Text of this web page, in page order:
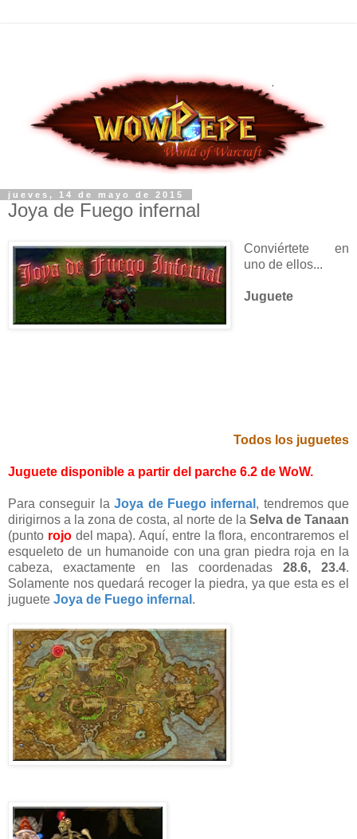
jueves, 14 de mayo de 2015
Joya de Fuego infernal
Conviértete en
uno de ellos...
Juguete
Todos los juguetes
Juguete disponible a partir del parche 6.2 de WoW.
Para conseguir laJoya de Fuego infernal , tendremos que
dirigirnos a la zona de costa, al norte de la Selva de Tanaan
(punto rojodel mapa). Aquí, entre la flora, encontraremos el
esqueleto de un humanoide con una gran piedra roja en la
cabeza, exactamente en las coordenadas 28.6, 23.4.
Solamente nos quedará recoger la piedra, ya que esta es el
juguete Joya de Fuego infernal .